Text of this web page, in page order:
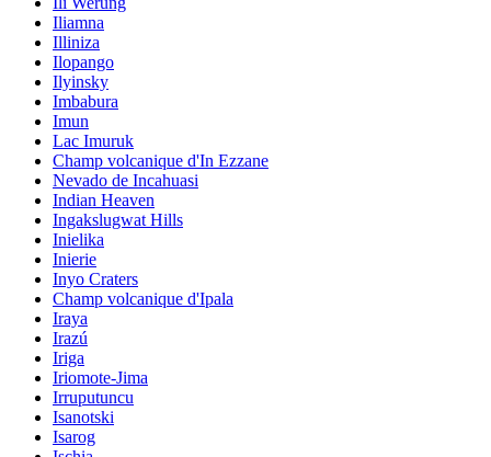
Iliamna
Illiniza
Ilopango
Ilyinsky
Imbabura
Imun
Lac Imuruk
Champ volcanique d'In Ezzane
Nevado de Incahuasi
Indian Heaven
Ingakslugwat Hills
Inielika
Inierie
Inyo Craters
Champ volcanique d'Ipala
Iraya
Irazú
Iriga
Iriomote-Jima
Irruputuncu
Isanotski
Isarog